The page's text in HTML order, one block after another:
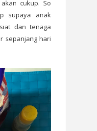
cukup. So
supaya anak
dan tenaga
sepanjang hari